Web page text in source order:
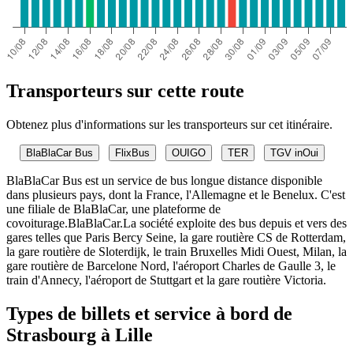
Transporteurs sur cette route
Obtenez plus d'informations sur les transporteurs sur cet itinéraire.
BlaBlaCar Bus FlixBus OUIGO TER TGV inOui
BlaBlaCar Bus est un service de bus longue distance disponible
dans plusieurs pays, dont la France, l'Allemagne et le Benelux. C'est
une filiale de BlaBlaCar, une plateforme de
covoiturage.BlaBlaCar.La société exploite des bus depuis et vers des
gares telles que Paris Bercy Seine, la gare routière CS de Rotterdam,
la gare routière de Sloterdijk, le train Bruxelles Midi Ouest, Milan, la
gare routière de Barcelone Nord, l'aéroport Charles de Gaulle 3, le
train d'Annecy, l'aéroport de Stuttgart et la gare routière Victoria.
Types de billets et service à bord de
Strasbourg à Lille